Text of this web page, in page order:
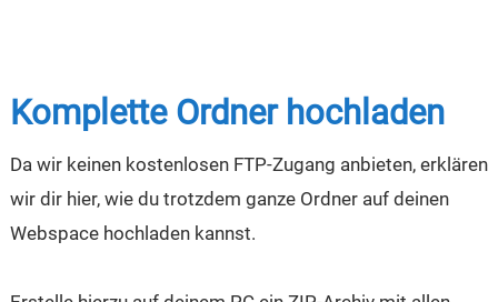
Komplette Ordner hochladen
Da wir keinen kostenlosen FTP-Zugang anbieten, erklären
wir dir hier, wie du trotzdem ganze Ordner auf deinen
Webspace hochladen kannst.